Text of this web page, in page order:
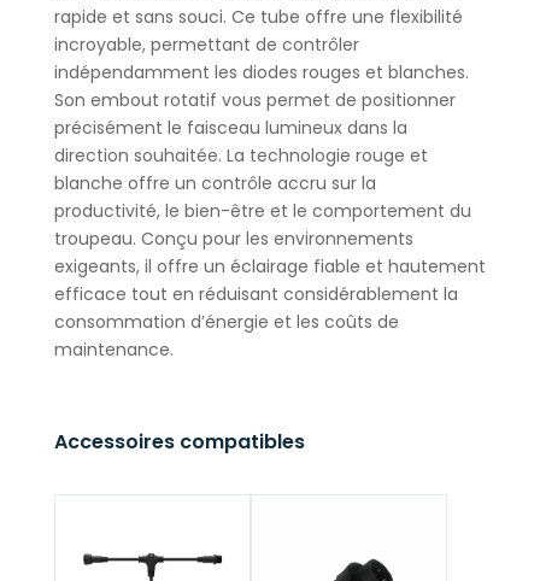
rapide et sans souci. Ce tube offre une flexibilité
incroyable, permettant de contrôler
indépendamment les diodes rouges et blanches.
Son embout rotatif vous permet de positionner
précisément le faisceau lumineux dans la
direction souhaitée. La technologie rouge et
blanche offre un contrôle accru sur la
productivité, le bien-être et le comportement du
troupeau. Conçu pour les environnements
exigeants, il offre un éclairage fiable et hautement
efficace tout en réduisant considérablement la
consommation d’énergie et les coûts de
maintenance.
Accessoires compatibles